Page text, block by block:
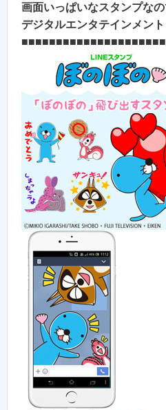
画面いっぱいなスタンプな
デジタルエンタテインメント